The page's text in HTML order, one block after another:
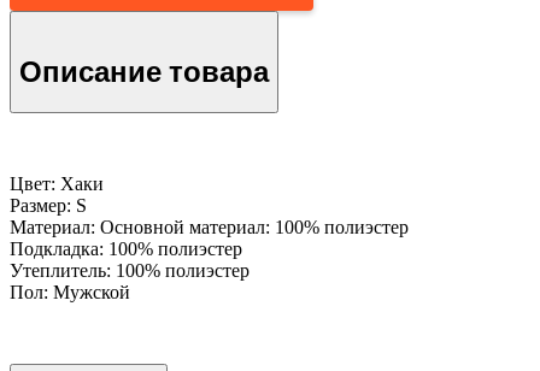
Описание товара
Цвет: Хаки
Размер: S
Материал: Основной материал: 100% полиэстер
Подкладка: 100% полиэстер
Утеплитель: 100% полиэстер
Пол: Мужской